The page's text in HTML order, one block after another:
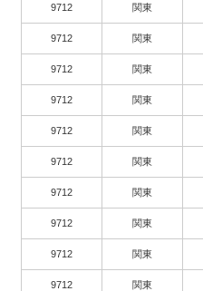
9712 関東
9712 関東
9712 関東
9712 関東
9712 関東
9712 関東
9712 関東
9712 関東
9712 関東
9712 関東